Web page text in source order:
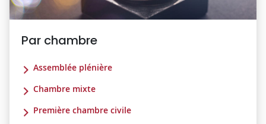
Par chambre
Assemblée plénière
Chambre mixte
Première chambre civile